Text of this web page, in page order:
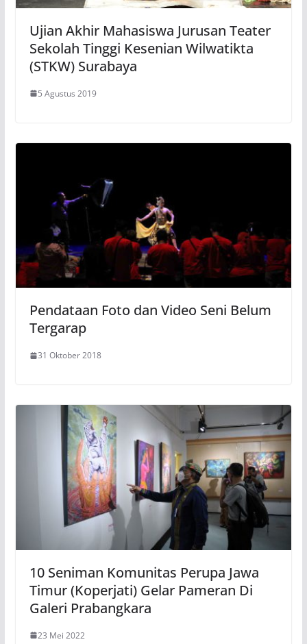
Ujian Akhir Mahasiswa Jurusan Teater
Sekolah Tinggi Kesenian Wilwatikta
(STKW) Surabaya
5 Agustus 2019
Pendataan Foto dan Video Seni Belum
Tergarap
31 Oktober 2018
10 Seniman Komunitas Perupa Jawa
Timur (Koperjati) Gelar Pameran Di
Galeri Prabangkara
23 Mei 2022